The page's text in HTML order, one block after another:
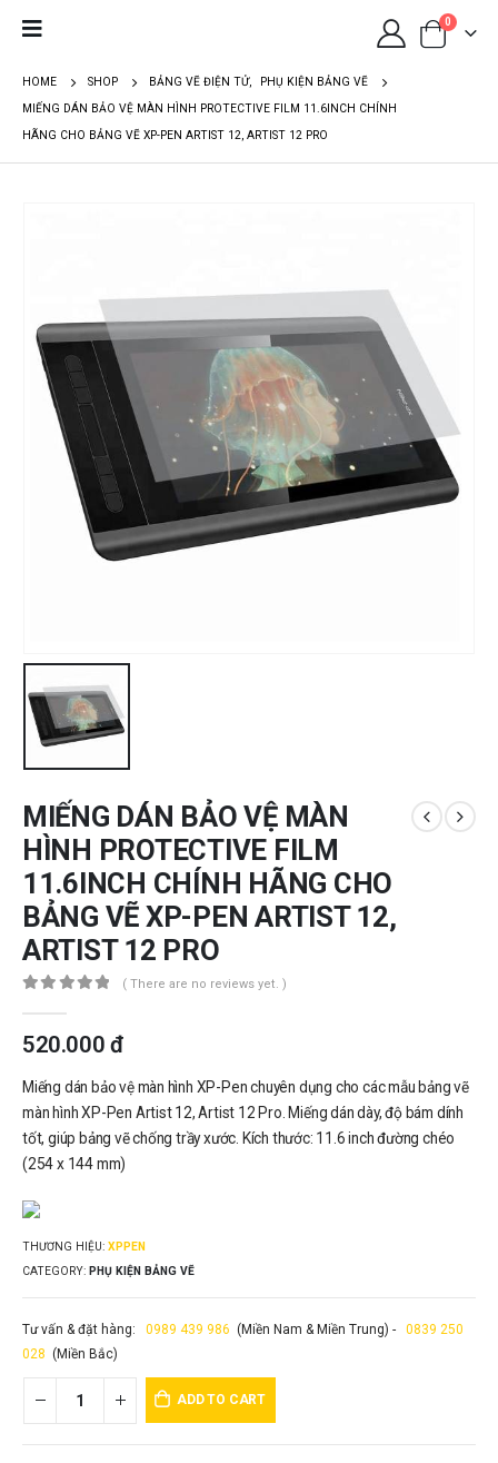
0
HOME SHOP BẢNG VẼ ĐIỆN TỬ,
PHỤ KIỆN BẢNG VẼ
MIẾNG DÁN BẢO VỆ MÀN HÌNH PROTECTIVE FILM 11.6INCH CHÍNH
HÃNG CHO BẢNG VẼ XP-PEN ARTIST 12, ARTIST 12 PRO
MIẾNG DÁN BẢO VỆ MÀN
HÌNH PROTECTIVE FILM
11.6INCH CHÍNH HÃNG CHO
BẢNG VẼ XP-PEN ARTIST 12,
ARTIST 12 PRO
( There are no reviews yet. )
520.000 đ
Miếng dán bảo vệ màn hình XP-Pen chuyên dụng cho các mẫu bảng vẽ
màn hình XP-Pen Artist 12, Artist 12 Pro. Miếng dán dày, độ bám dính
tốt, giúp bảng vẽ chống trầy xước. Kích thước: 11.6 inch đường chéo
(254 x 144 mm)
THƯƠNG HIỆU: XPPEN
CATEGORY: PHỤ KIỆN BẢNG VẼ
Tư vấn & đặt hàng: 0989 439 986 (Miền Nam & Miền Trung) - 0839 250
028 (Miền Bắc)
ADD TO CART